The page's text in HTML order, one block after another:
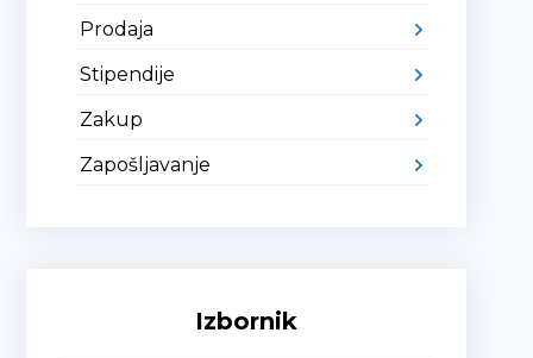
Prodaja
Stipendije
Zakup
Zapošljavanje
Izbornik